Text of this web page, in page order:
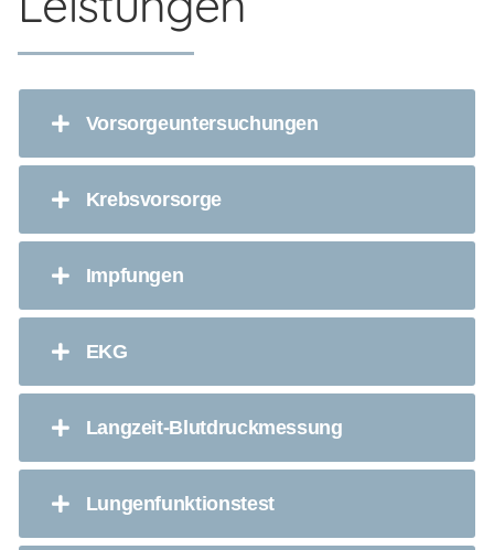
Vorsorgeuntersuchungen
Krebsvorsorge
Impfungen
EKG
Langzeit-Blutdruckmessung
Lungenfunktionstest